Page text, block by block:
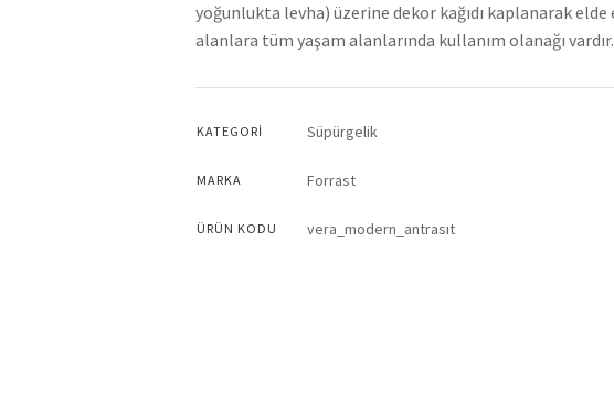
yoğunlukta levha) üzerine dekor kağıdı kaplanarak
alanlara tüm yaşam alanlarında kullanım olanağı vardır.
KATEGORI Süpürgelik
MARKA Forrast
ÜRÜN KODU vera_modern_antrasıt